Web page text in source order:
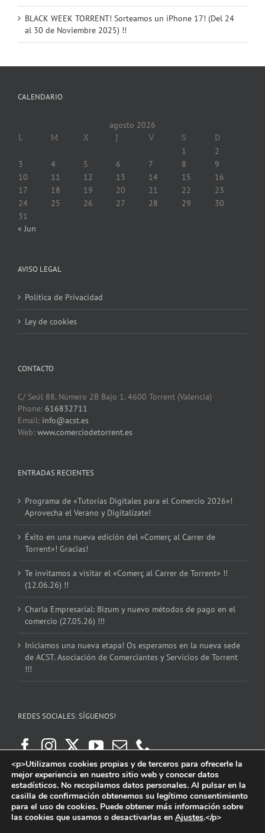
BLACK WEEK TORRENT! Sorteamos un iPhone 17! (Del 24
al 30 de Noviembre 2025) !!
CALENDARIO
agosto 2026
L M X J V S D
1
2
3
4 5 6 7 8
9
10
11 12 13 14 15
16
17
18 19 20 21 22
23
24
25 26 27 28 29
30
31
« Jun
AVISO LEGAL
Política de Privacidad
Ley de cookies
CONTACTO
C/ Seúl 88. Número 2B Bajo 1. 4600 Torrent (Valencia)
Phone: 616832711
Email: info@acst.es
Web: www.comerciodetorrent.es
ENTRADAS RECIENTES
Programa de «Tutorías Digitales para el Comercio 2026»!
Aprovecha el Verano y Digitalízate!
Éxito en una nueva edición del «Comerç al Carrer de
Torrent»! Gracias!
Te invitamos a visitar el «Comerç al Carrer de Torrent» !!
(12.06.26) !!
Charla Empresarial: Bizum y nuevo métodos de pago en el
comercio (27.05.26) !!!
Iniciamos una nueva etapa! Os esperamos en la nueva sede
de ACST. Asociación de Comerciantes y Servicios de Torrent
!!!
REDES SOCIALES: SÍGUENOS!
<p>Utilizamos cookies propias y de terceros para ofrecerle la
mejor experiencia en nuestro sitio web y conocer datos
estadísticos. No recopilamos datos personales. Al pulsar en la
casilla de confirmación obtenemos su legítimo consentimiento
para el uso de cookies. Puede obtener más información sobre
las cookies que usamos o desactivarlas en Ajustes.</p>